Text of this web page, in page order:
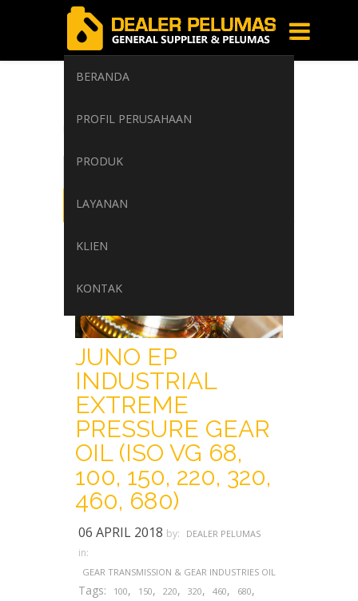
BERANDA
PROFIL PERUSAHAAN
PRODUK
LAYANAN
KLIEN
KONTAK
JUNO EP
INDUSTRIAL
EXTREME
PRESSURE GEAR
OIL (ISO VG 68,
100, 150, 220, 320,
460, 680)
06 APRIL 2018 by: DEALER PELUMAS
in:
GEAR TRANSMISSION & GEAR INDUSTRIES OIL
Tags: 100, 150, 220, 320, 460, 680,